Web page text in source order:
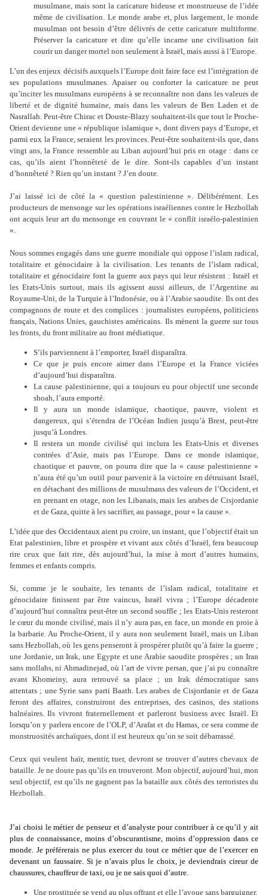
musulmane, mais sont la caricature hideuse et monstrueuse de l’idée
même de civilisation. Le monde arabe et, plus largement, le monde
musulman ont besoin d’être délivrés de cette caricature multiforme.
Préserver la caricature et dire qu’elle incarne une civilisation fait
courir un danger mortel non seulement à Israël, mais aussi à l’Europe.
L’un des enjeux décisifs auxquels l’Europe doit faire face est l’intégration de
ses populations musulmanes. Apaiser ou conforter la caricature ne peut
qu’inciter les musulmans européens à se reconnaître non dans les valeurs de
liberté et de dignité humaine, mais dans les valeurs de Ben Laden et de
Nasrallah. Peut-être Chirac et Douste-Blazy souhaitent-ils que tout le Proche-
Orient devienne une « république islamique », dont divers pays d’Europe, et
parmi eux la France, seraient les provinces. Peut-être souhaitent-ils que, dans
vingt ans, la France ressemble au Liban aujourd’hui pris en otage : dans ce
cas, qu’ils aient l’honnêteté de le dire. Sont-ils capables d’un instant
d’honnêteté ? Rien qu’un instant ? J’en doute.
J’ai laissé ici de côté la « question palestinienne ». Délibérément. Les
producteurs de mensonge sur les opérations israéliennes contre le Hezbollah
ont acquis leur art du mensonge en couvrant le « conflit israélo-palestinien
».
Nous sommes engagés dans une guerre mondiale qui oppose l’islam radical,
totalitaire et génocidaire à la civilisation. Les tenants de l’islam radical,
totalitaire et génocidaire font la guerre aux pays qui leur résistent : Israël et
les Etats-Unis surtout, mais ils agissent aussi ailleurs, de l’Argentine au
Royaume-Uni, de la Turquie à l’Indonésie, ou à l’Arabie saoudite. Ils ont des
compagnons de route et des complices : journalistes européens, politiciens
français, Nations Unies, gauchistes américains. Ils mènent la guerre sur tous
les fronts, du front militaire au front médiatique.
S’ils parviennent à l’emporter, Israël disparaîtra.
Ce que je puis encore aimer dans l’Europe et la France viciées
d’aujourd’hui disparaîtra.
La cause palestinienne, qui a toujours eu pour objectif une seconde
shoah, l’aura emporté.
Il y aura un monde islamique, chaotique, pauvre, violent et
dangereux, qui s’étendra de l’Océan Indien jusqu’à Brest, peut-être
jusqu’à Londres.
Il restera un monde civilisé qui inclura les Etats-Unis et diverses
contrées d’Asie, mais pas l’Europe. Dans ce monde islamique,
chaotique et pauvre, on pourra dire que la « cause palestinienne »
n’aura été qu’un outil pour parvenir à la victoire en détruisant Israël,
en détachant des millions de musulmans des valeurs de l’Occident, et
en prenant en otage, non les Libanais, mais les arabes de Cisjordanie
et de Gaza, quitte à les sacrifier, au passage, pour « la cause ».
L’idée que des Occidentaux aient pu croire, un instant, que l’objectif était un
Etat palestinien, libre et prospère et vivant aux côtés d’Israël, fera beaucoup
rire ceux que fait rire, dès aujourd’hui, la mise à mort d’autres humains,
femmes et enfants compris.
Si, comme je le souhaite, les tenants de l’islam radical, totalitaire et
génocidaire finissent par être vaincus, Israël vivra ; l’Europe décadente
d’aujourd’hui connaîtra peut-être un second souffle ; les Etats-Unis resteront
le cœur du monde civilisé, mais il n’y aura pas, en face, un monde en proie à
la barbarie.Au Proche-Orient, il y aura non seulement Israël, mais un Liban
sans Hezbollah, où les gens penseront à prospérer plutôt qu’à faire la guerre ;
une Jordanie, un Irak, une Egypte et une Arabie saoudite prospères ; un Iran
sans mollahs, ni Ahmadinejad, où l’art de vivre persan, que j’ai pu connaître
avant Khomeiny, aura retrouvé sa place ; un Irak démocratique sans
attentats ; une Syrie sans parti Baath. Les arabes de Cisjordanie et de Gaza
feront des affaires, construiront des entreprises, des casinos, des stations
balnéaires. Ils vivront fraternellement et parleront business avec Israël. Et
lorsqu’on y parlera encore de l’OLP, d’Arafat et du Hamas, ce sera comme de
monstruosités archaïques, dont il est heureux qu’on se soit débarrassé.
Ceux qui veulent haïr, mentir, tuer, devront se trouver d’autres chevaux de
bataille. Je ne doute pas qu’ils en trouveront. Mon objectif, aujourd’hui, mon
seul objectif, est qu’ils ne gagnent pas la bataille aux côtés des terroristes du
Hezbollah.
J’ai choisi le métier de penseur et d’analyste pour contribuer à ce qu’il y ait
plus de connaissance, moins d’obscurantisme, moins d’oppression dans ce
monde. Jepréférerais ne plus exercer du tout ce métier que de l’exercer en
devenant un faussaire. Si je n’avais plus le choix, je deviendrais cireur de
chaussures, chauffeur de taxi, ou je ne sais quoi d’autre.
Une prostituée se vend au plus offrant et elle l’avoue sans barguigner.